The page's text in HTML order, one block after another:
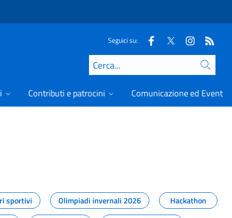
Seguici su:
Cerca
Contributi e patrocini Comunicazione ed Eventi
sportivi Olimpiadi invernali 2026
Hackathon